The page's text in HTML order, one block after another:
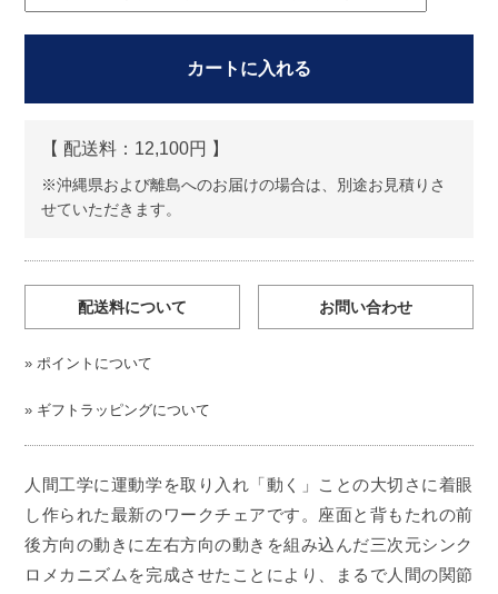
カートに入れる
【 配送料： 12,100円 】
※沖縄県および離島へのお届けの場合は、別途お見積りさ
せていただきます。
配送料について お問い合わせ
» ポイントについて
» ギフトラッピングについて
人間工学に運動学を取り入れ「動く」ことの大切さに着眼
し作られた最新のワークチェアです。座面と背もたれの前
後方向の動きに左右方向の動きを組み込んだ三次元シンク
ロメカニズムを完成させたことにより、まるで人間の関節